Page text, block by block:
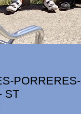
PORRERES-
ST